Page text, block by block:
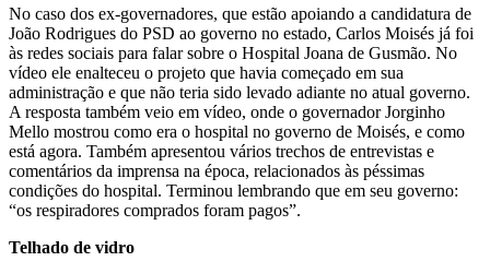
No caso dos ex-governadores, que estão apoiando a candidatura de
João Rodrigues do PSD ao governo no estado, Carlos Moisés já foi
às redes sociais para falar sobre o Hospital Joana de Gusmão. No
vídeo ele enalteceu o projeto que havia começado em sua
administração e que não teria sido levado adiante no atual governo.
A resposta também veio em vídeo, onde o governador Jorginho
Mello mostrou como era o hospital no governo de Moisés, e como
está agora. Também apresentou vários trechos de entrevistas e
comentários da imprensa na época, relacionados às péssimas
condições do hospital. Terminou lembrando que em seu governo:
“os respiradores comprados foram pagos”.
Telhado de vidro